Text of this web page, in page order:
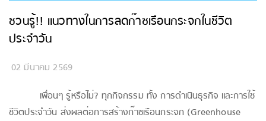
ชวนรู้!! แนวทางในการลดก๊าซเรือนกระจกในชีวิต
ประจำวัน
02 มีนาคม 2569
เพื่อนๆ รู้หรือไม่? ทุกกิจกรรม ทั้ง การดำเนินธุรกิจ และการใช้
ชีวิตประจำวัน ส่งผลต่อการสร้างก๊าซเรือนกระจก (Greenhouse